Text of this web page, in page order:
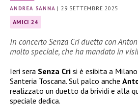
ANDREA SANNA |29 SETTEMBRE 2025
AMICI 24
In concerto Senza Cri duetta con
molto speciale, che ha mandato in
Ieri sera Senza Cri si è esibita a
Santeria Toscana. Sul palco anche
realizzato un duetto da brividi e alla
speciale dedica.